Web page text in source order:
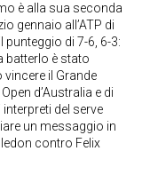
è alla sua seconda
gennaio all’ATP di
di 7-6, 6-3:
batterlo è stato
vincere il Grande
d’Australia e di
del serve
un messaggio in
contro Felix